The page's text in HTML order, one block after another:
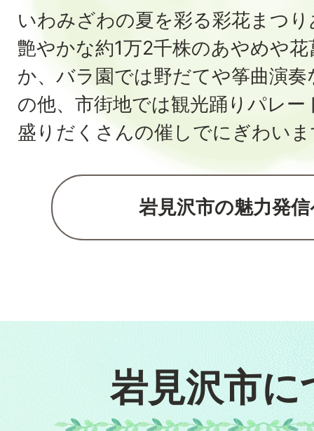
いわみざわの夏を彩る彩花まつ
艶やかな約1万2千株のあやめや
か、バラ園では野だてや筝曲演奏
の他、市街地では観光踊りパレー
盛りだくさんの催しでにぎわい
岩見沢市の魅力発
岩見沢市に